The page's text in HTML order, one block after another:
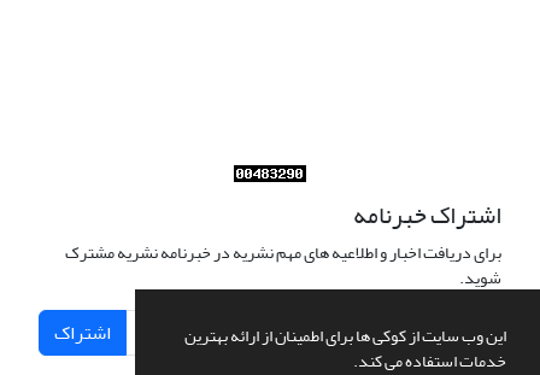
این وب سایت از کوکی ها برای اطمینان از ارائه بهترین
خدمات استفاده می کند.
اشتراک خبرنامه
برای دریافت اخبار و اطلاعیه های مهم نشریه در خبرنامه نشریه مشترک
شوید.
اشتراک